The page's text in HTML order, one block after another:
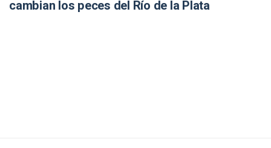
cambian los peces del Río de la Plata